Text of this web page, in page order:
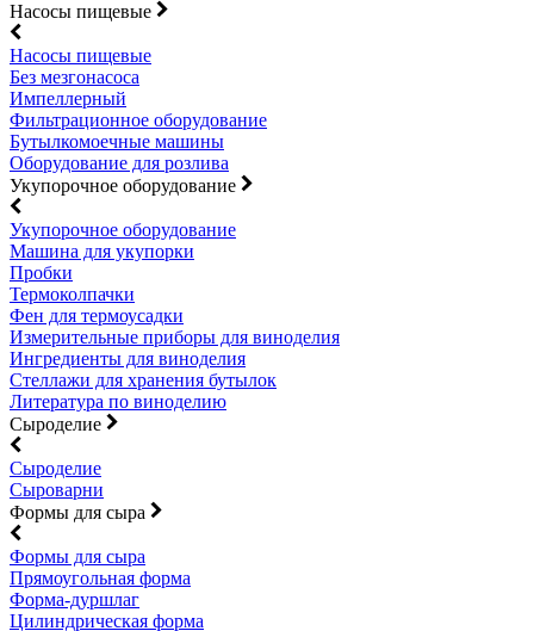
Насосы пищевые
Насосы пищевые
Без мезгонасоса
Импеллерный
Фильтрационное оборудование
Бутылкомоечные машины
Оборудование для розлива
Укупорочное оборудование
Укупорочное оборудование
Машина для укупорки
Пробки
Термоколпачки
Фен для термоусадки
Измерительные приборы для виноделия
Ингредиенты для виноделия
Стеллажи для хранения бутылок
Литература по виноделию
Сыроделие
Сыроделие
Сыроварни
Формы для сыра
Формы для сыра
Прямоугольная форма
Форма-дуршлаг
Цилиндрическая форма